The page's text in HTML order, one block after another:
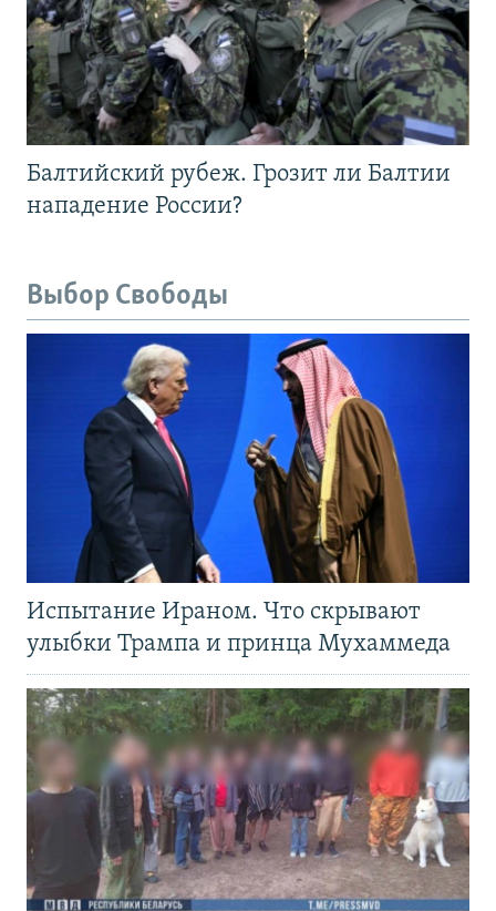
Балтийский рубеж. Грозит ли Балтии
нападение России?
Выбор Свободы
Испытание Ираном. Что скрывают
улыбки Трампа и принца Мухаммеда